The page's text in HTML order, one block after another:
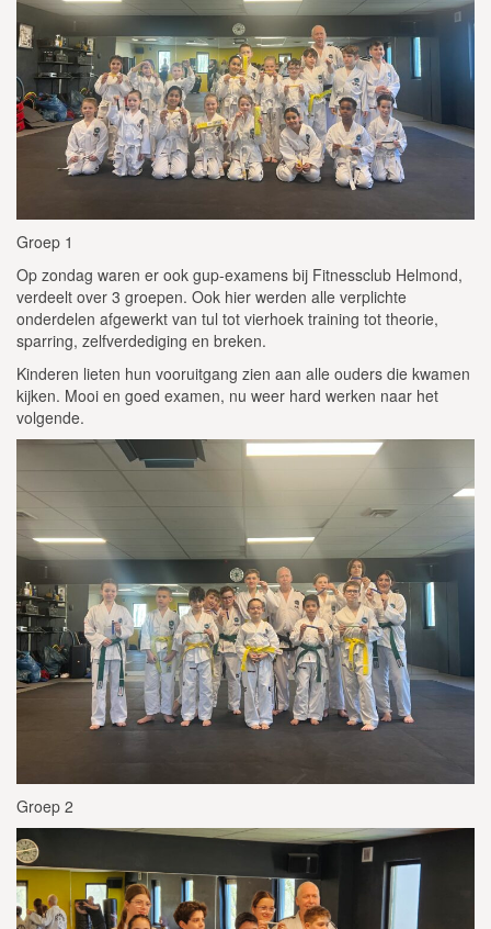
Groep 1
Op zondag waren er ook gup-examens bij Fitnessclub Helmond,
verdeelt over 3 groepen. Ook hier werden alle verplichte
onderdelen afgewerkt van tul tot vierhoek training tot theorie,
sparring, zelfverdediging en breken.
Kinderen lieten hun vooruitgang zien aan alle ouders die kwamen
kijken. Mooi en goed examen, nu weer hard werken naar het
volgende.
Groep 2